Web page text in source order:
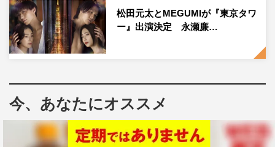
青チームには、日テレの看板番組『箱根駅伝』から着想し
たむちゃくちゃなお題「箱根駅伝 アホの2区、大アホの5
区」が出題される。和田まんじゅう＆ザ・マミィ酒井＆蛙
亭の中野周平など、クセ強キャラがそろった青チーム。5
さらに、審査員ゲストの永瀬にもMC大悟のムチャブリ
が。お題は「秒で撮影を止めまくるスタイリストとメイ
松田元太とMEGUMIが『東京タワ
ー』出演決定 永瀬廉…
今、あなたにオススメ